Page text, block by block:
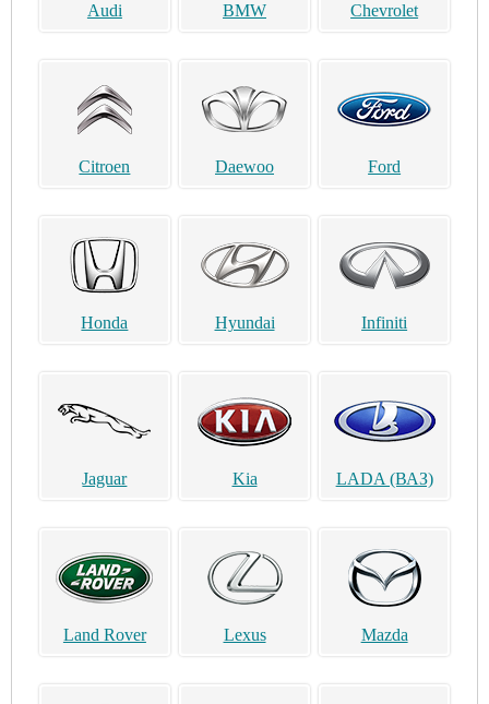
Audi BMW Chevrolet
Citroen Daewoo Ford
Honda Hyundai Infiniti
Jaguar Kia LADA (ВАЗ)
Land Rover Lexus Mazda